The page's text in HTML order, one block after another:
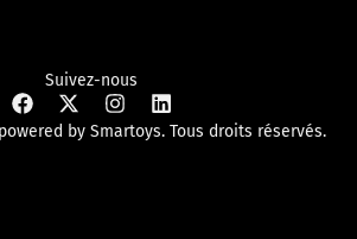
Suivez-nous
by Smartoys. Tous droits réservés.